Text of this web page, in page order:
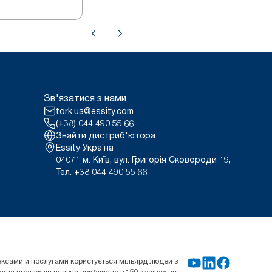
Зв'язатися з нами
tork.ua@essity.com
(+38) 044 490 55 66
Знайти дистриб'ютора
Essity Україна
04071 м. Київ, вул. Григорія Сковороди 19,
Тел. +38 044 490 55 66
й послугами користується мільярд людей з